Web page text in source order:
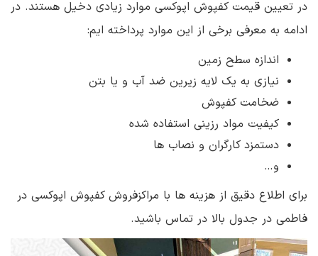
در تعیین قیمت کفپوش اپوکسی موارد زیادی دخیل هستند. در
ادامه به معرفی برخی از این موارد پرداخته ایم:
اندازه سطح زمین
نیازی به یک لایه زیرین ضد آب و یا بتن
ضخامت کفپوش
کیفیت مواد رزینی استفاده شده
دستمزد کارگران و نصاب ها
و…
برای اطلاع دقیق از هزینه ها با مراکزفروش کفپوش اپوکسی در
فاطمی در جدول بالا در تماس باشید.